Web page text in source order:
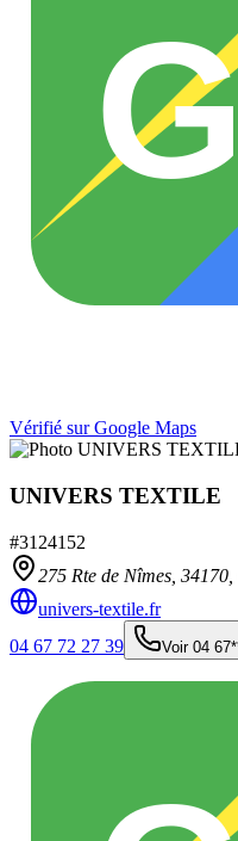
Vérifié sur Google Maps
UNIVERS TEXTILE
#3124152
275 Rte de Nîmes, 34170
univers-textile.fr
04 67 72 27 39
Voir 04